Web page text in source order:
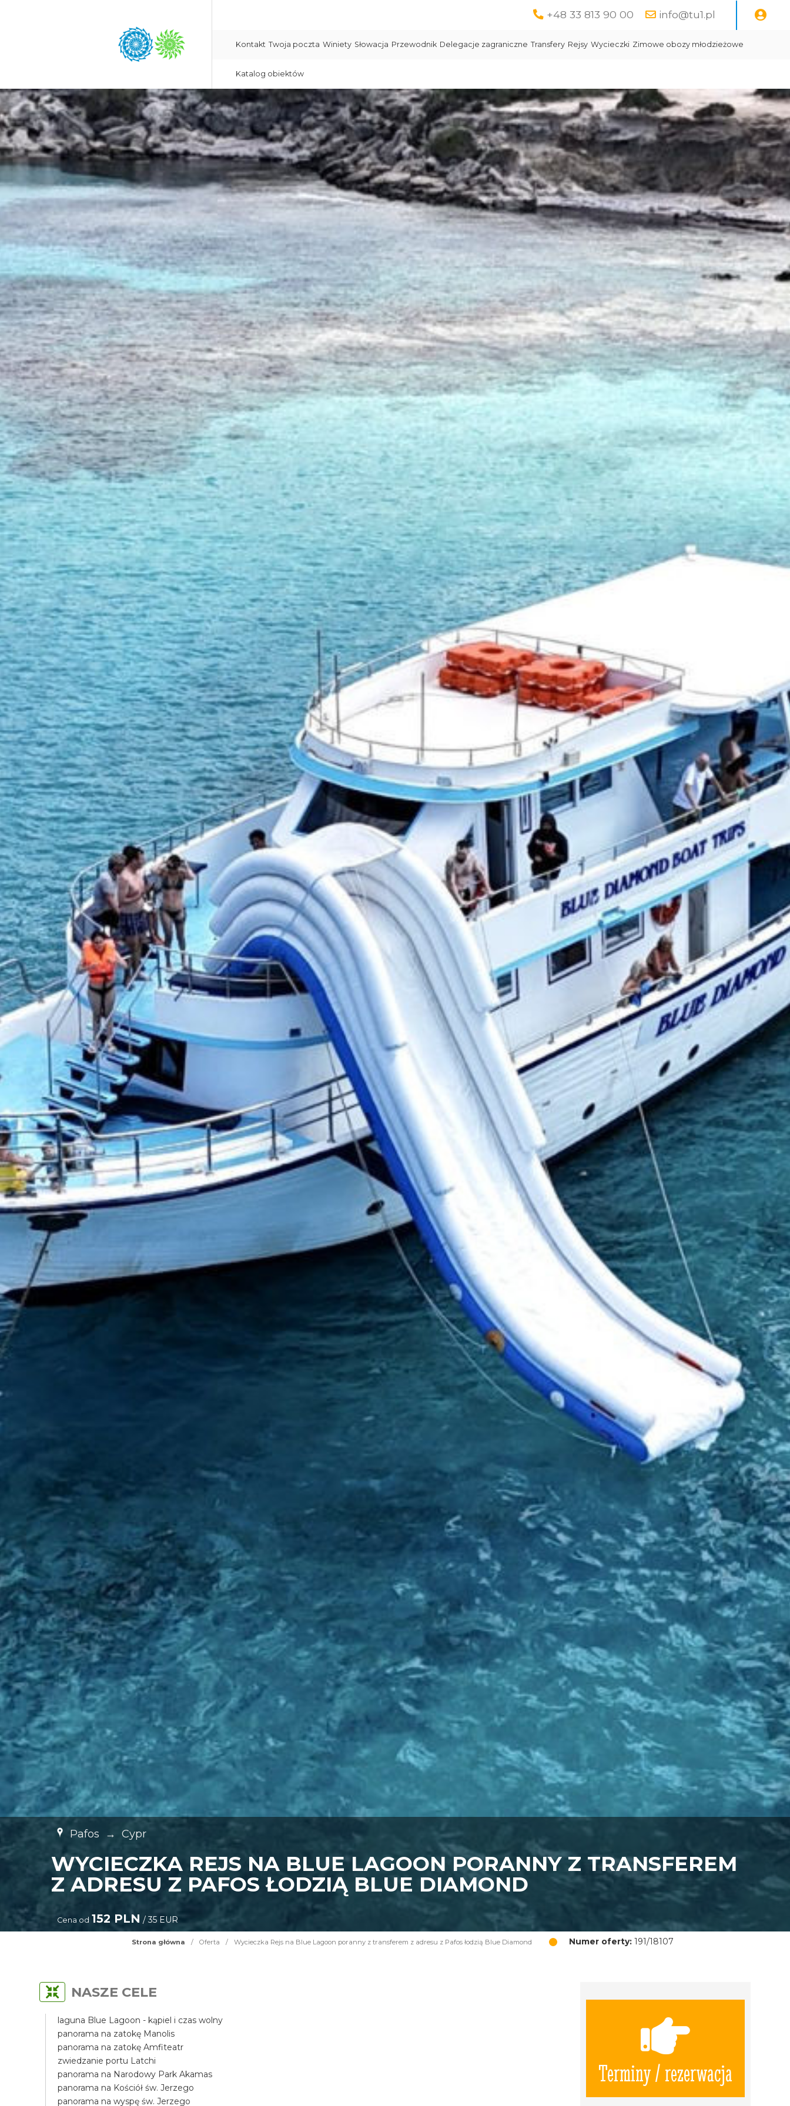
+48 33 813 90 00 info@tu1.pl
Kontakt Twoja poczta Winiety Słowacja Przewodnik Delegacje zagraniczne Transfery Rejsy Wycieczki Zimowe obozy młodzieżowe
Katalog obiektów
Pafos → Cypr
WYCIECZKA REJS NA BLUE LAGOON PORANNY Z TRANSFEREM
Z ADRESU Z PAFOS ŁODZIĄ BLUE DIAMOND
Cena od 152 PLN / 35 EUR
Strona główna / Oferta / Wycieczka Rejs na Blue Lagoon poranny z transferem z adresu z Pafos łodzią Blue Diamond Numer oferty:191/18107
Terminy / rezerwacja
NASZE CELE
laguna Blue Lagoon - kąpiel i czas wolny
panorama na zatokę Manolis
panorama na zatokę Amfiteatr
zwiedzanie portu Latchi
panorama na Narodowy Park Akamas
panorama na Kościół św. Jerzego
panorama na wyspę św. Jerzego